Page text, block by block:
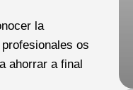
la
os
ahorrar a final